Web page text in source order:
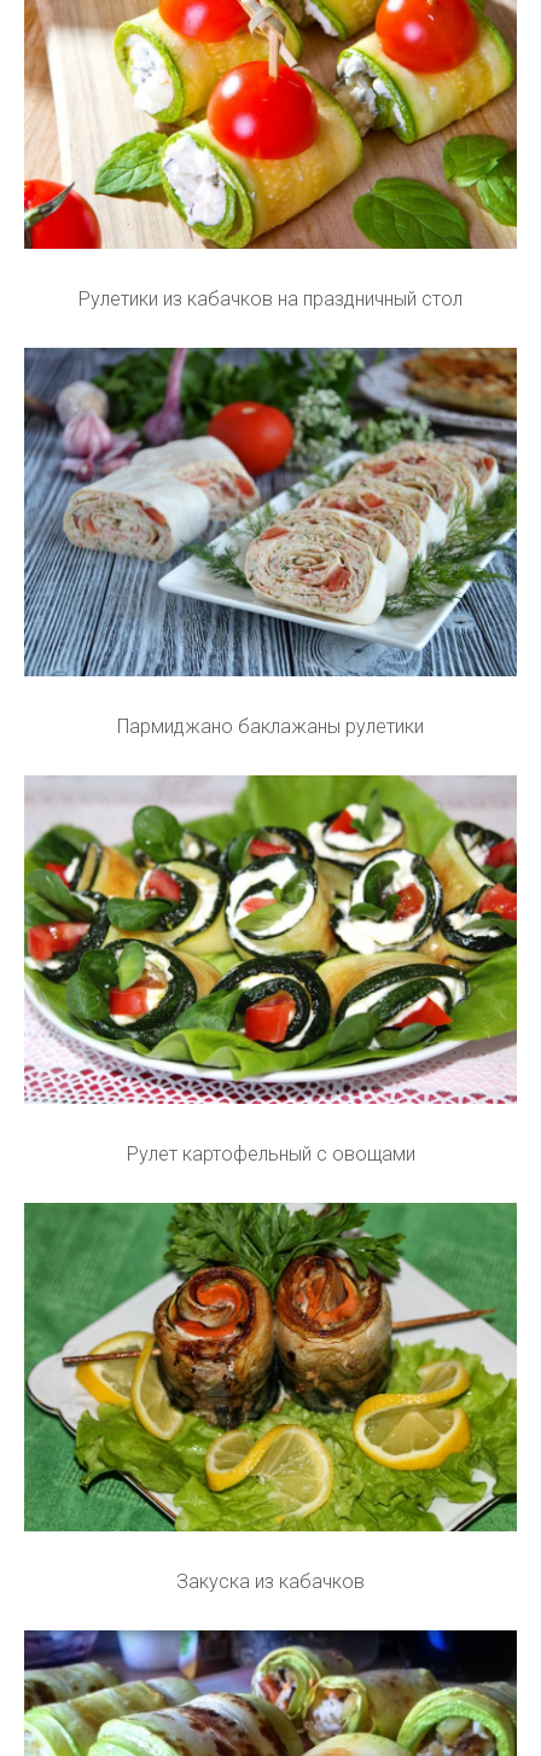
Рулетики из кабачков на праздничный стол
Пармиджано баклажаны рулетики
Рулет картофельный с овощами
Закуска из кабачков